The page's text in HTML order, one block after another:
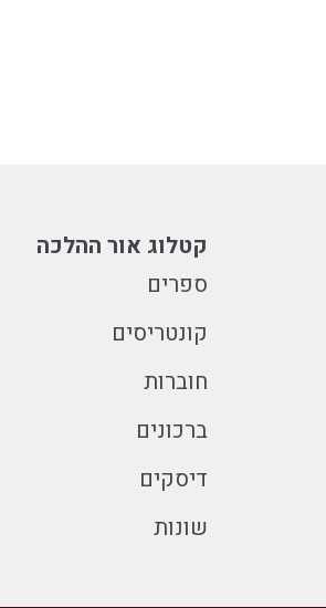
קטלוג אור ההלכה
ספרים
קונטריסים
חוברות
ברכונים
דיסקים
שונות